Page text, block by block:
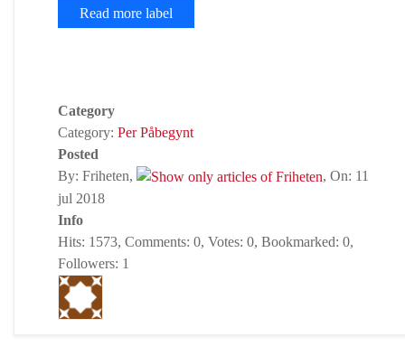
Read more label
Category
Category: Per Påbegynt
Posted
By: Friheten,
, On: 11
jul 2018
Info
Hits: 1573, Comments: 0, Votes: 0, Bookmarked: 0,
Followers: 1